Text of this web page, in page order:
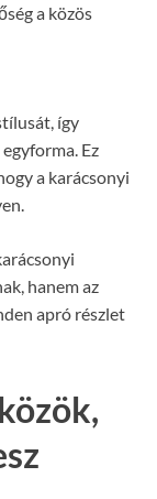
a közös
így
Ez
a karácsonyi
hanem az
apró részlet